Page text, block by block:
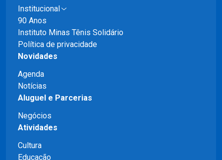
Institucional
90 Anos
Instituto Minas Tênis Solidário
Política de privacidade
Novidades
Agenda
Notícias
Aluguel e Parcerias
Negócios
Atividades
Cultura
Educação